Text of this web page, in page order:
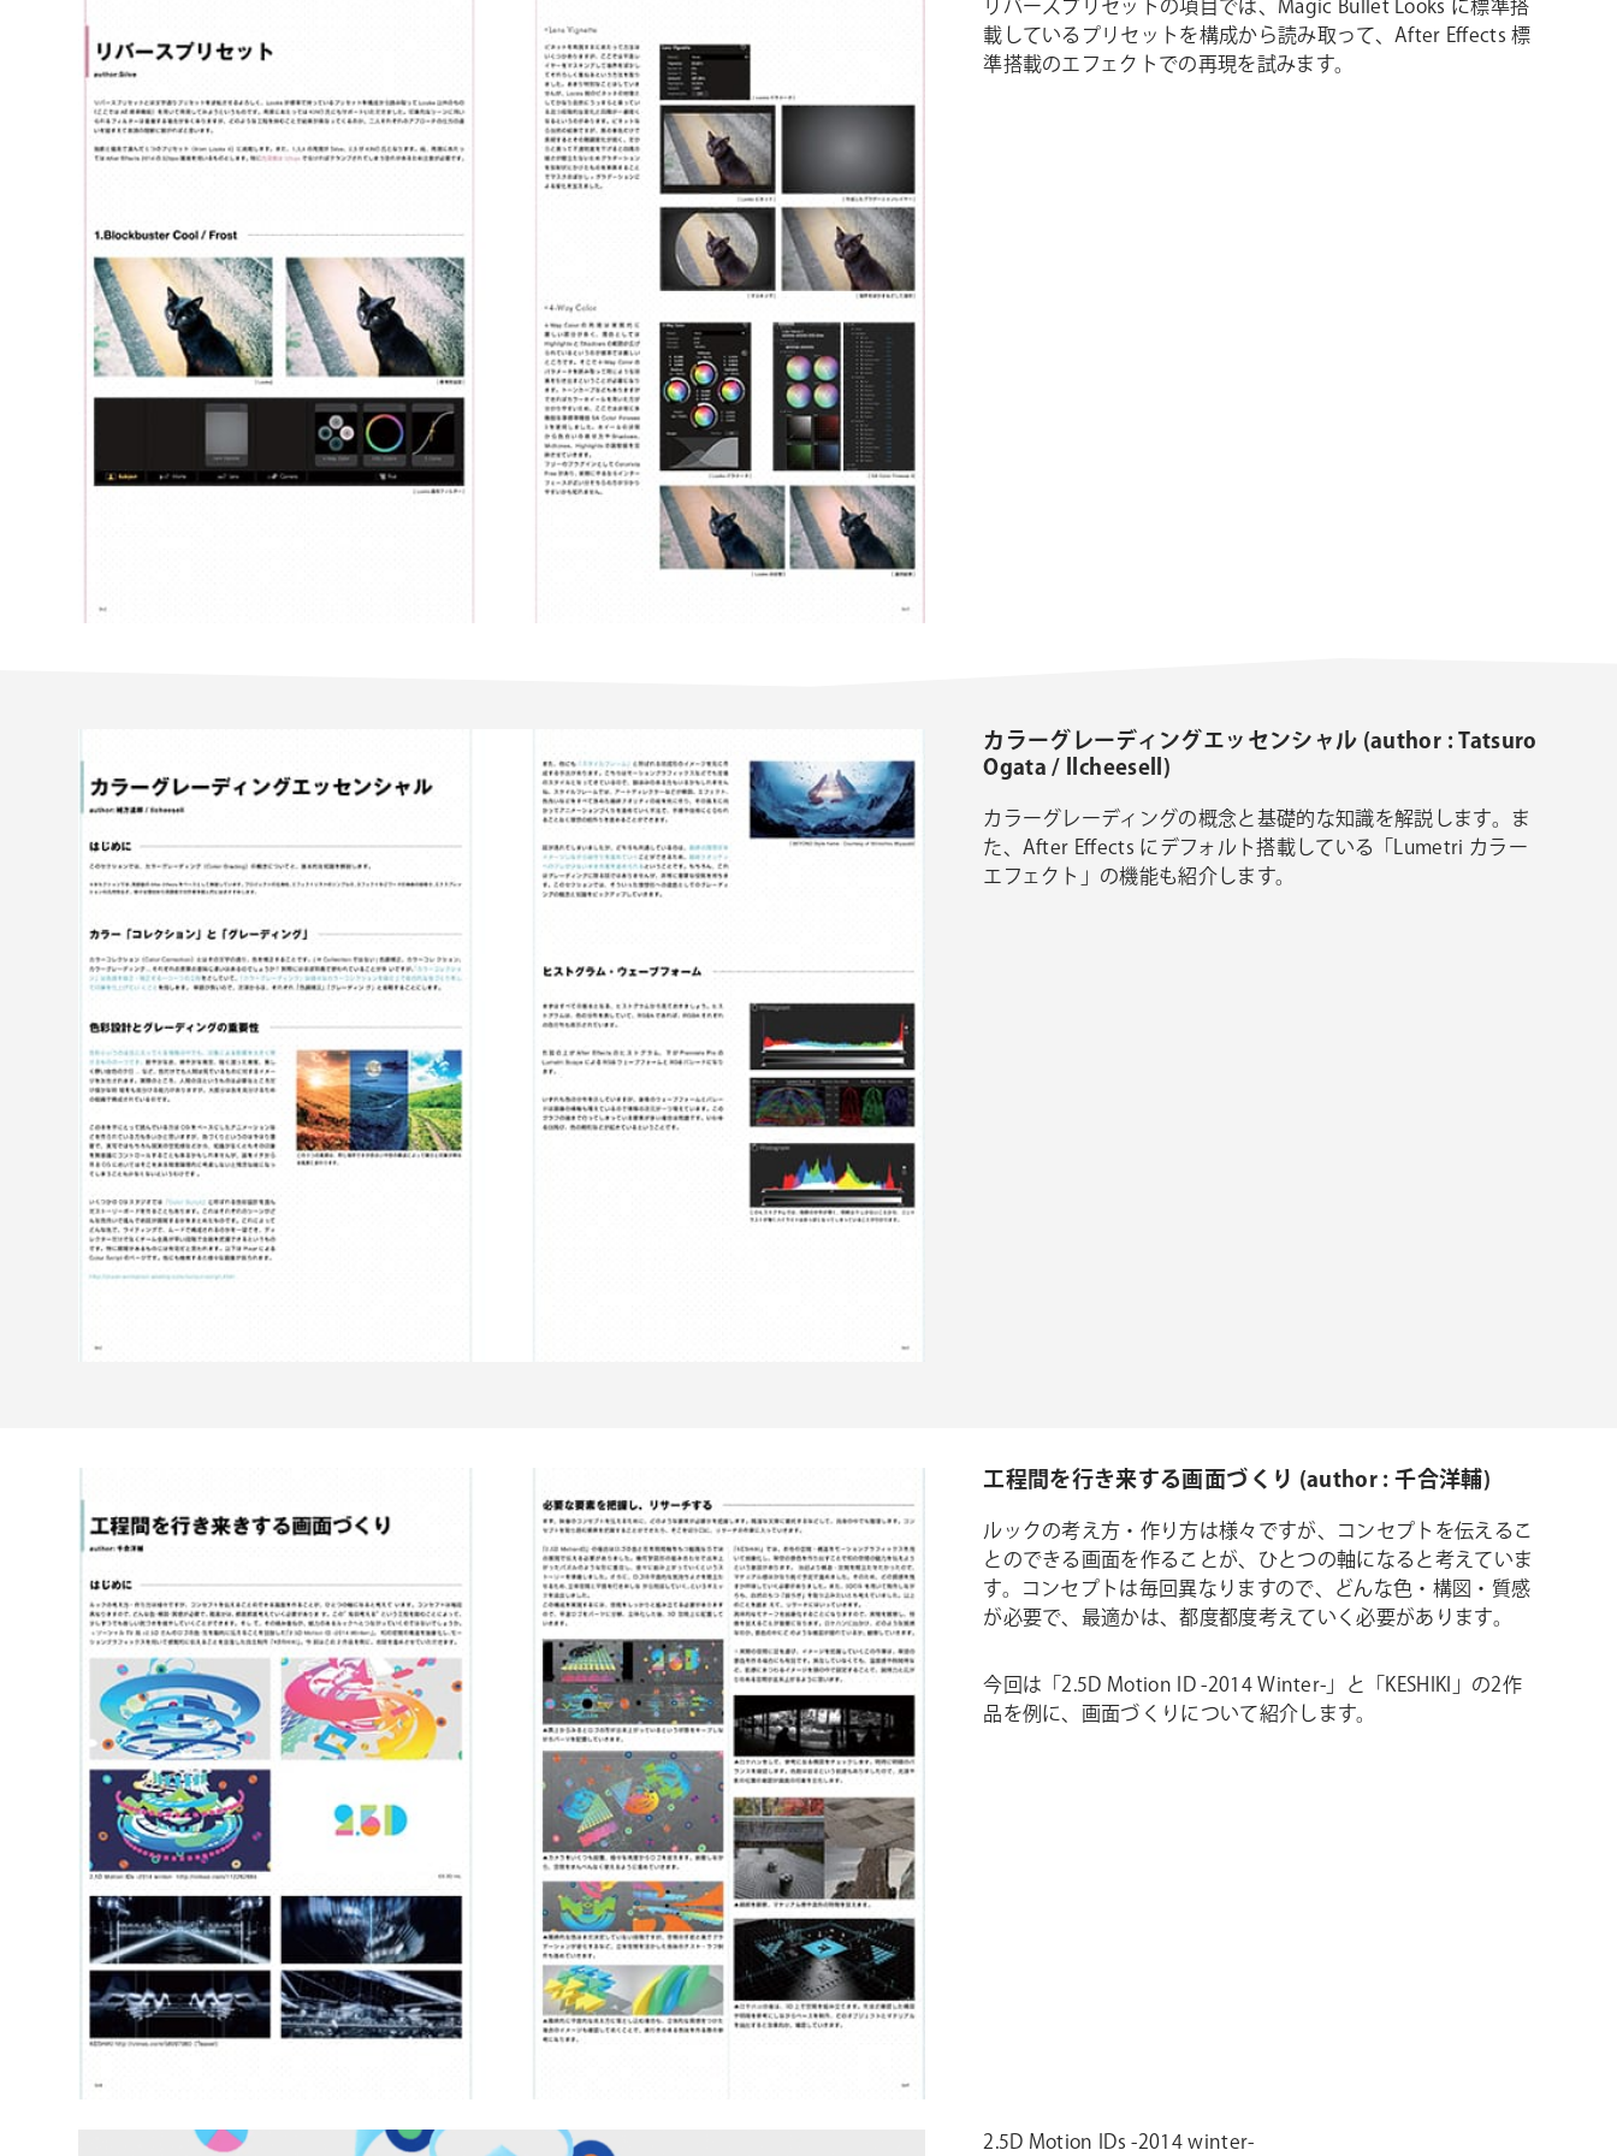
リバースプリセットの項目では、Magic Bullet Looks に標準搭
載しているプリセットを構成から読み取って、After Effects 標
準搭載のエフェクトでの再現を試みます。
カラーグレーディングエッセンシャル (author : Tatsuro
Ogata / llcheesell)
カラーグレーディングの概念と基礎的な知識を解説します。ま
た、After Effects にデフォルト搭載している「Lumetri カラー
エフェクト」の機能も紹介します。
工程間を行き来する画面づくり (author : 千合洋輔)
ルックの考え方・作り方は様々ですが、コンセプトを伝えるこ
とのできる画面を作ることが、ひとつの軸になると考えていま
す。コンセプトは毎回異なりますので、どんな色・構図・質感
が必要で、最適かは、都度都度考えていく必要があります。
今回は「2.5D Motion ID -2014 Winter-」と「KESHIKI」の2作
品を例に、画面づくりについて紹介します。
2.5D Motion IDs -2014 winter-